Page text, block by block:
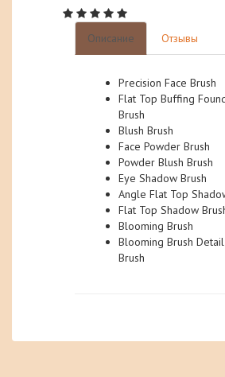
Описание Отзывы
Precision Face Brush
Flat Top Buffing
Brush
Blush Brush
Face Powder Brush
Powder Blush Brush
Eye Shadow Brush
Angle Flat Top
Flat Top Shadow
Blooming Brush
Blooming Brush
Brush